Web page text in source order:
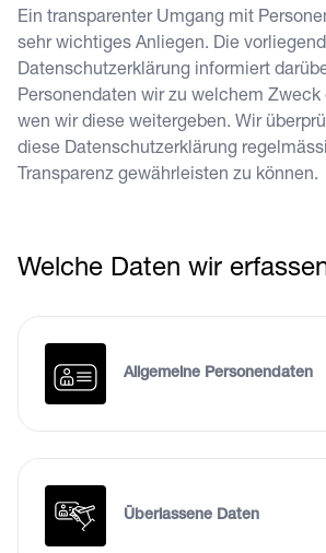
Ein transparenter Umgang mit
sehr wichtiges Anliegen. Die
Datenschutzerklärung informiert
Personendaten wir zu welchem Zweck
wen wir diese weitergeben. Wir
diese Datenschutzerklärung
Transparenz gewährleisten zu können.
Welche Daten wir
Allgemeine Personendaten
Überlassene Daten